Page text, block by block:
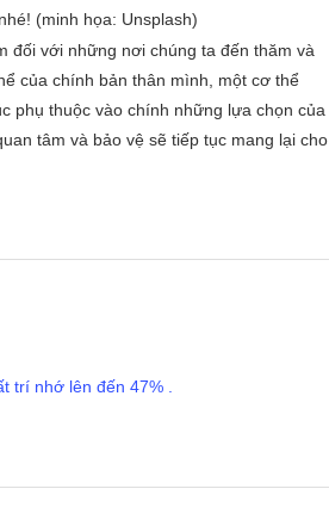
(minh họa: Unsplash)
đối với những nơi chúng ta đến thăm và
của chính bản thân mình, một cơ thể
phụ thuộc vào chính những lựa chọn của
tâm và bảo vệ sẽ tiếp tục mang lại cho
trí nhớ lên đến 47% .